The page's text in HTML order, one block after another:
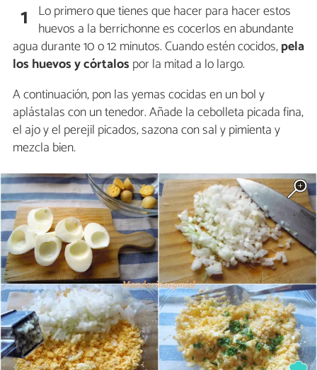
1 Lo primero que tienes que hacer para hacer estos
huevos a la berrichonne es cocerlos en abundante
agua durante 10 o 12 minutos. Cuando estén cocidos,pela
los huevos y córtalos por la mitad a lo largo.
A continuación, pon las yemas cocidas en un bol y
aplástalas con un tenedor. Añade la cebolleta picada fina,
el ajo y el perejil picados, sazona con sal y pimienta y
mezcla bien.